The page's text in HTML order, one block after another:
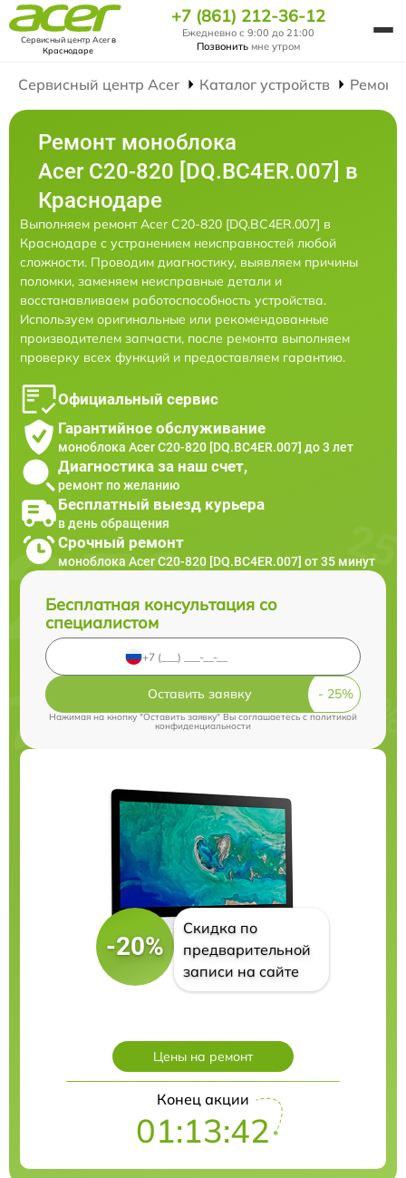
Сервисный центр Acerв
Краснодаре
+7 (861) 212-36-12
Ежедневно с 9:00 до 21:00
Позвонить мне утром
Сервисный центр Acer Каталог устройств Ремонт
Ремонт моноблока
Acer C20-820 [DQ.BC4ER.007] в
Краснодаре
Выполняем ремонт Acer C20-820 [DQ.BC4ER.007] в
Краснодаре с устранением неисправностей любой
сложности. Проводим диагностику, выявляем причины
поломки, заменяем неисправные детали и
восстанавливаем работоспособность устройства.
Используем оригинальные или рекомендованные
производителем запчасти, после ремонта выполняем
проверку всех функций и предоставляем гарантию.
Официальный сервис
Гарантийное обслуживание
моноблока Acer C20-820 [DQ.BC4ER.007] до 3 лет
Диагностика за наш счет,
ремонт по желанию
Бесплатный выезд курьера
в день обращения
Срочный ремонт
моноблока Acer C20-820 [DQ.BC4ER.007] от 35 минут
Бесплатная консультация со
специалистом
Оставить заявку
Нажимая на кнопку "Оставить заявку" Вы соглашаетесь cполитикой
конфиденциальности
-20%
Скидка по
предварительной
записи на сайте
Цены на ремонт
Конец акции
01:13:41